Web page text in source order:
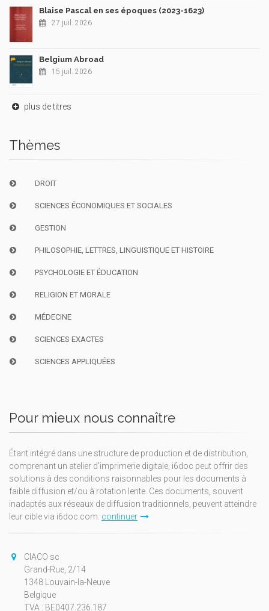
Blaise Pascal en ses époques (2023-1623)
27 juil. 2026
Belgium Abroad
15 juil. 2026
plus de titres
Thèmes
DROIT
SCIENCES ÉCONOMIQUES ET SOCIALES
GESTION
PHILOSOPHIE, LETTRES, LINGUISTIQUE ET HISTOIRE
PSYCHOLOGIE ET ÉDUCATION
RELIGION ET MORALE
MÉDECINE
SCIENCES EXACTES
SCIENCES APPLIQUÉES
Pour mieux nous connaître
Étant intégré dans une structure de production et de distribution,
comprenant un atelier d'imprimerie digitale, i6doc peut offrir des
solutions à des conditions raisonnables pour les documents à
faible diffusion et/ou à rotation lente. Ces documents, souvent
inadaptés aux réseaux de diffusion traditionnels, peuvent atteindre
leur cible via i6doc.com. continuer
CIACO sc
Grand-Rue, 2/14
1348 Louvain-la-Neuve
Belgique
TVA : BE0407.236.187